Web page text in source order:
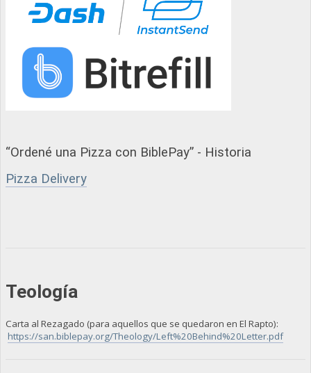
“Ordené una Pizza con BiblePay” - Historia
Pizza Delivery
Teología
Carta al Rezagado (para aquellos que se quedaron en El Rapto):
https://san.biblepay.org/Theology/Left%20Behind%20Letter.pdf